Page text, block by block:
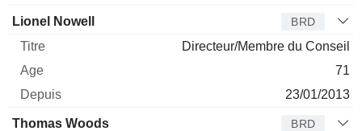
Lionel Nowell BRD
Directeur/Membre du Conseil
71
23/01/2013
Thomas Woods BRD